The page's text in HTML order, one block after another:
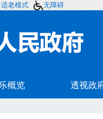
适老模式 无障碍